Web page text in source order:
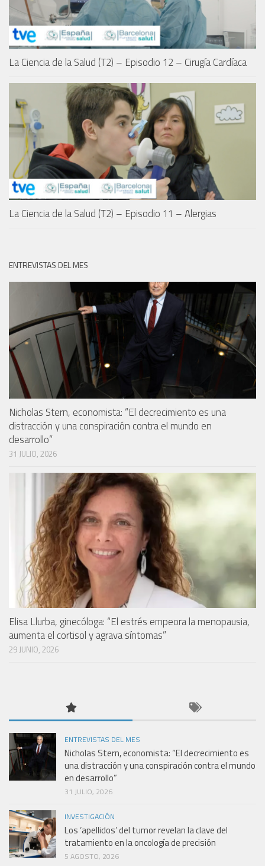
La Ciencia de la Salud (T2) – Episodio 12 – Cirugía Cardíaca
La Ciencia de la Salud (T2) – Episodio 11 – Alergias
ENTREVISTAS DEL MES
Nicholas Stern, economista: “El decrecimiento es una
distracción y una conspiración contra el mundo en
desarrollo”
31 JULIO, 2026
Elisa Llurba, ginecóloga: “El estrés empeora la menopausia,
aumenta el cortisol y agrava síntomas”
29 JUNIO, 2026
ENTREVISTAS DEL MES
Nicholas Stern, economista: “El decrecimiento es
una distracción y una conspiración contra el mundo
en desarrollo”
31 JULIO, 2026
INVESTIGACIÓN
Los ‘apellidos’ del tumor revelan la clave del
tratamiento en la oncología de precisión
5 AGOSTO, 2026